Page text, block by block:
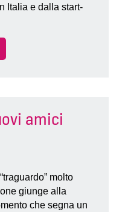
Italia e dalla start-
amici
molto
giunge alla
che segna un